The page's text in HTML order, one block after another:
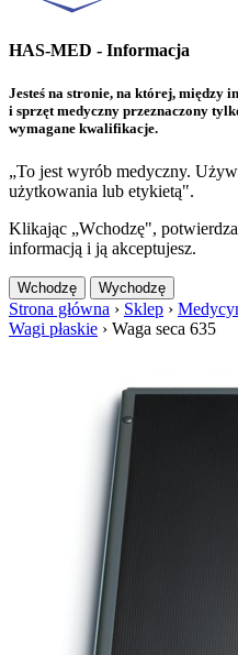
HAS-MED - Informacja
Jesteś na stronie, na której, między
i sprzęt medyczny przeznaczony
wymagane kwalifikacje.
„To jest wyrób medyczny.
użytkowania lub etykietą".
Klikając „Wchodzę",
informacją i ją akceptujesz.
Wchodzę Wychodzę
Strona główna › Sklep ›
Wagi płaskie › Waga seca 635